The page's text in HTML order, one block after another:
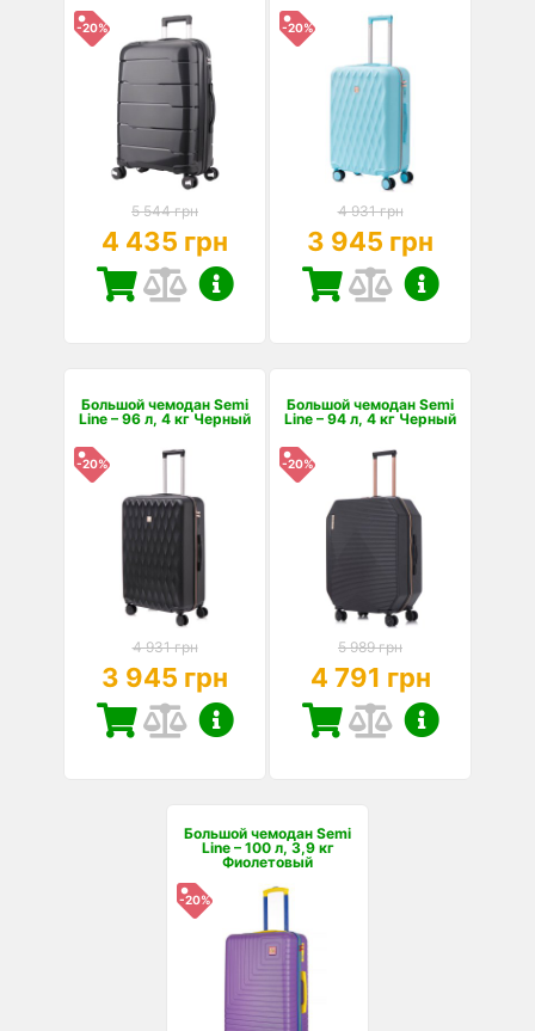
-20%
5 544 грн
4 435 грн
-20%
4 931 грн
3 945 грн
Большой чемодан Semi
Line – 96 л, 4 кг Черный
-20%
4 931 грн
3 945 грн
Большой чемодан Semi
Line – 94 л, 4 кг Черный
-20%
5 989 грн
4 791 грн
Большой чемодан Semi
Line – 100 л, 3,9 кг
Фиолетовый
-20%